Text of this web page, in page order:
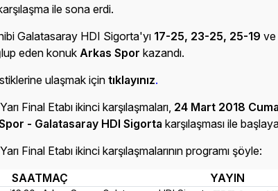
ile sona erdi.
Galatasaray HDI Sigorta'yı 17-25, 23-25, 25-19 ve
eden konukArkas Spor kazandı.
ulaşmak içintıklayınız.
Final Etabı ikinci karşılaşmaları, 24 Mart 2018
- Galatasaray HDI Sigorta karşılaşması ile
Final Etabı ikinci karşılaşmalarının programı şöyle:
SAATMAÇ YAYIN